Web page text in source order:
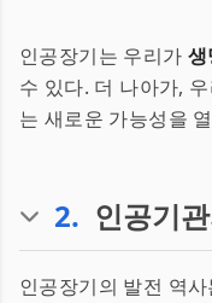
인공장기는 우리가 생
수 있다. 더 나아가,
는 새로운 가능성을
2. 인공기
인공장기의 발전 역